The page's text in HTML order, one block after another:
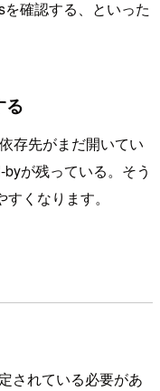
確認する、といった
る
存先がまだ開いてい
が残っている。そう
くなります。
されている必要があ